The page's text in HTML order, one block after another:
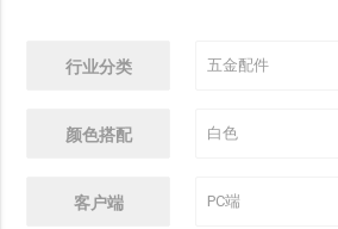
行业分类
颜色搭配
客户端